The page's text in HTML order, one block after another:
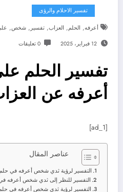
تفسير الاحلام والرؤى
أعرفه, الحلم, العزاب, تفسير , شخص,
12 فبراير، 2025 0 تعليقات
تفسير الحلم
أعرفه عن
[ad_1]
عناصر المقال
التفسير لرؤية ثدي شخص أعرفه في حلم
التفسير للنظر إلى ثدي شخص أعرفه
التفسير لرؤية ثدي شخص أعرفه في حلم